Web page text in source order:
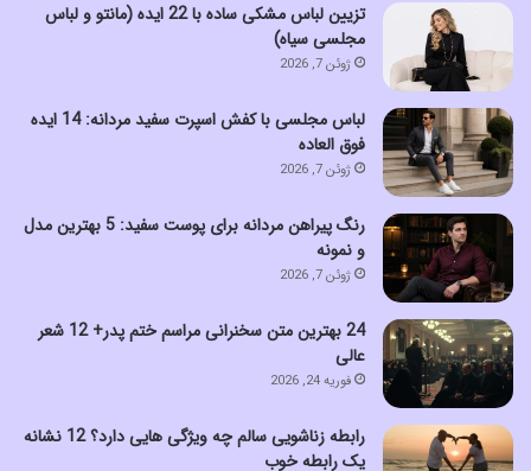
تزیین لباس مشکی ساده با 22 ایده (مانتو و لباس
مجلسی سیاه)
ژوئن 7, 2026
لباس مجلسی با کفش اسپرت سفید مردانه: 14 ایده
فوق العاده
ژوئن 7, 2026
رنگ پیراهن مردانه برای پوست سفید: 5 بهترین مدل
و نمونه
ژوئن 7, 2026
24 بهترین متن سخنرانی مراسم ختم پدر+ 12 شعر
عالی
فوریه 24, 2026
رابطه زناشویی سالم چه ویژگی هایی دارد؟ 12 نشانه
یک رابطه خوب